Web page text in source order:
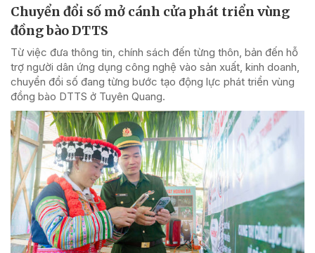
Chuyển đổi số mở cánh cửa phát triển vùng
đồng bào DTTS
Từ việc đưa thông tin, chính sách đến từng thôn, bản đến hỗ
trợ người dân ứng dụng công nghệ vào sản xuất, kinh doanh,
chuyển đổi số đang từng bước tạo động lực phát triển vùng
đồng bào DTTS ở Tuyên Quang.